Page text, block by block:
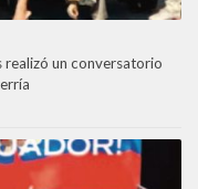
realizó un conversatorio